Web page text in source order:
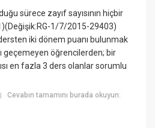
sürece zayıf sayısının hiçbir
1/7/2015-29403)
iki dönem puanı bulunmak
geçemeyen öğrencilerden; bir
en fazla 3 ders olanlar sorumlu
Cevabın tamamını burada okuyun: